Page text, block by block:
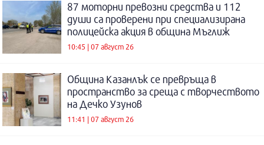
87 моторни превозни средства и 112
души са проверени при специализирана
полицейска акция в община Мъглиж
10:45 | 07 август 26
Община Казанлък се превръща в
пространство за среща с творчеството
на Дечко Узунов
11:41 | 07 август 26